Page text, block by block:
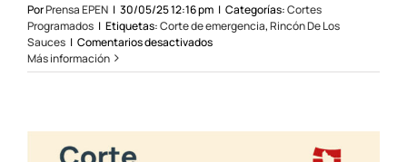
PorPrensa EPEN | 30/05/25 12:16 pm | Categorías:Cortes
Programados | Etiquetas:Corte de emergencia,Rincón De Los
Sauces | Comentarios desactivadosen
de
Más información